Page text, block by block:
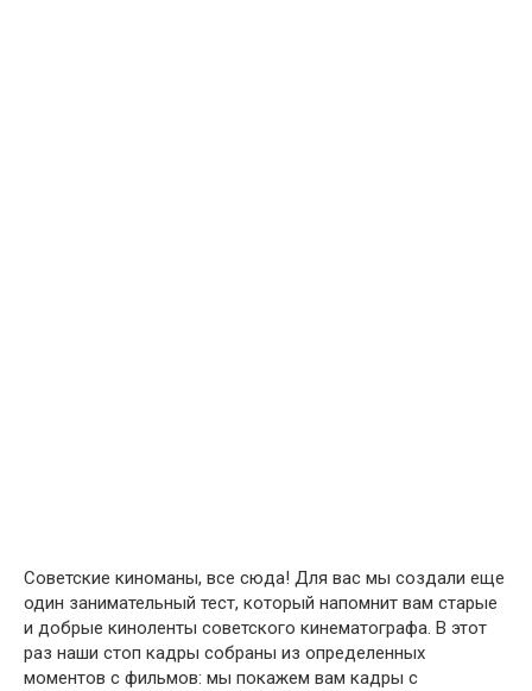
Советские киноманы, все сюда! Для вас мы создали еще
один занимательный тест, который напомнит вам старые
и добрые киноленты советского кинематографа. В этот
раз наши стоп кадры собраны из определенных
моментов с фильмов: мы покажем вам кадры с